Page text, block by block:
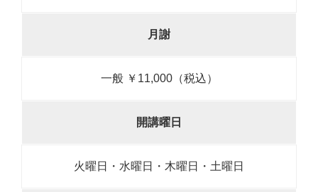
月謝
一般 ￥11,000（税込）
開講曜日
火曜日・水曜日・木曜日・土曜日